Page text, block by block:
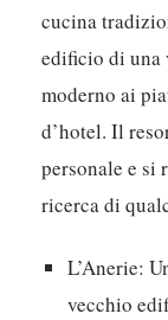
cucina
edificio di una
moderno ai
d’hotel. Il
personale e si
ricerca di
L’Anerie:
vecchio